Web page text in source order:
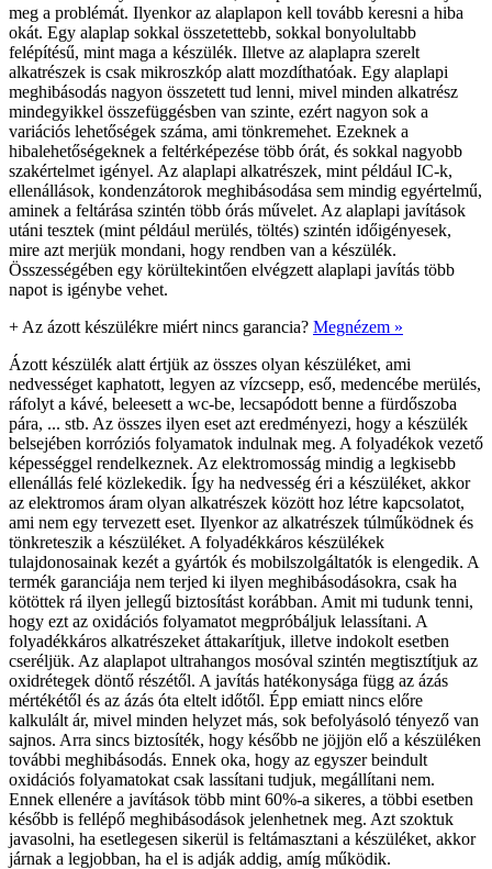
meg a problémát. Ilyenkor az alaplapon kell tovább keresni a hiba
okát. Egy alaplap sokkal összetettebb, sokkal bonyolultabb
felépítésű, mint maga a készülék. Illetve az alaplapra szerelt
alkatrészek is csak mikroszkóp alatt mozdíthatóak. Egy alaplapi
meghibásodás nagyon összetett tud lenni, mivel minden alkatrész
mindegyikkel összefüggésben van szinte, ezért nagyon sok a
variációs lehetőségek száma, ami tönkremehet. Ezeknek a
hibalehetőségeknek a feltérképezése több órát, és sokkal nagyobb
szakértelmet igényel. Az alaplapi alkatrészek, mint például IC-k,
ellenállások, kondenzátorok meghibásodása sem mindig egyértelmű,
aminek a feltárása szintén több órás művelet. Az alaplapi javítások
utáni tesztek (mint például merülés, töltés) szintén időigényesek,
mire azt merjük mondani, hogy rendben van a készülék.
Összességében egy körültekintően elvégzett alaplapi javítás több
napot is igénybe vehet.
+ Az ázott készülékre miért nincs garancia? Megnézem »
Ázott készülék alatt értjük az összes olyan készüléket, ami
nedvességet kaphatott, legyen az vízcsepp, eső, medencébe merülés,
ráfolyt a kávé, beleesett a wc-be, lecsapódott benne a fürdőszoba
pára, ... stb. Az összes ilyen eset azt eredményezi, hogy a készülék
belsejében korróziós folyamatok indulnak meg. A folyadékok vezető
képességgel rendelkeznek. Az elektromosság mindig a legkisebb
ellenállás felé közlekedik. Így ha nedvesség éri a készüléket, akkor
az elektromos áram olyan alkatrészek között hoz létre kapcsolatot,
ami nem egy tervezett eset. Ilyenkor az alkatrészek túlműködnek és
tönkreteszik a készüléket. A folyadékkáros készülékek
tulajdonosainak kezét a gyártók és mobilszolgáltatók is elengedik. A
termék garanciája nem terjed ki ilyen meghibásodásokra, csak ha
kötöttek rá ilyen jellegű biztosítást korábban. Amit mi tudunk tenni,
hogy ezt az oxidációs folyamatot megpróbáljuk lelassítani. A
folyadékkáros alkatrészeket áttakarítjuk, illetve indokolt esetben
cseréljük. Az alaplapot ultrahangos mosóval szintén megtisztítjuk az
oxidrétegek döntő részétől. A javítás hatékonysága függ az ázás
mértékétől és az ázás óta eltelt időtől. Épp emiatt nincs előre
kalkulált ár, mivel minden helyzet más, sok befolyásoló tényező van
sajnos. Arra sincs biztosíték, hogy később ne jöjjön elő a készüléken
további meghibásodás. Ennek oka, hogy az egyszer beindult
oxidációs folyamatokat csak lassítani tudjuk, megállítani nem.
Ennek ellenére a javítások több mint 60%-a sikeres, a többi esetben
később is fellépő meghibásodások jelenhetnek meg. Azt szoktuk
javasolni, ha esetlegesen sikerül is feltámasztani a készüléket, akkor
járnak a legjobban, ha el is adják addig, amíg működik.